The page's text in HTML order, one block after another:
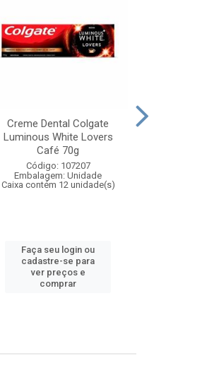
Creme Dental Colgate
Luminous White Lovers
Café 70g
Código: 107207
Embalagem: Unidade
Caixa contém 12 unidade(s)
Faça seu login ou
cadastre-se para
ver preços e
comprar